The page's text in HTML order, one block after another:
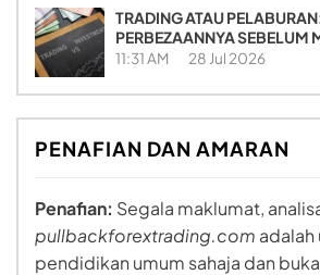
TRADING ATAU
PERBEZAANNYA SEBELUM
11:31 AM 28 Jul 2026
PENAFIAN DAN AMARAN
Penafian: Segala maklumat,
pullbackforextrading.com adalah
pendidikan umum sahaja dan